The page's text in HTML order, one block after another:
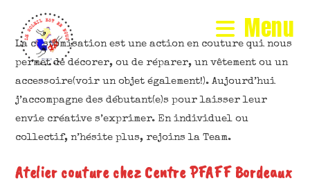
Menu
La customisation est une action en couture qui nous
permet de décorer, ou de réparer, un vêtement ou un
accessoire(voir un objet également!). Aujourd’hui
j’accompagne des débutant(e)s pour laisser leur
envie créative s’exprimer. En individuel ou
collectif, n’hésite plus, rejoins la Team.
Atelier couture chez Centre PFAFF Bordeaux